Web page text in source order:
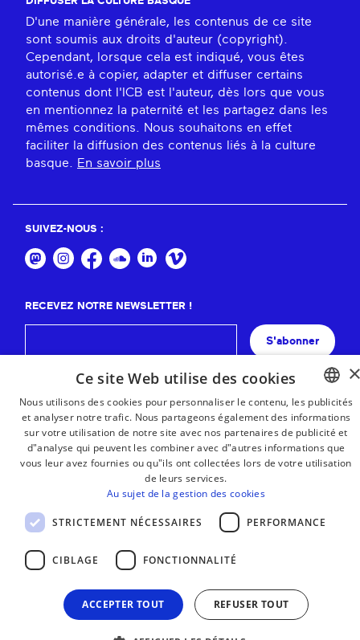
D'une manière générale, les contenus de ce site
sont soumis aux droits d'auteur (copyright).
Cependant, lorsque cela est indiqué, vous êtes
autorisé.e à copier, adapter et diffuser certains
contenus dont l'ICB est l'auteur, dès lors que vous
en mentionnez la paternité et les partagez dans les
mêmes conditions. Nous souhaitons en effet
faciliter la diffusion des contenus liés à la culture
basque. En savoir plus
SUIVEZ-NOUS :
RECEVEZ NOTRE NEWSLETTER !
S'abonner
MENTIONS LÉGALES CONTACT
BASQUE
FRENCH
Ce site Web utilise des cookies
Nous utilisons des cookies pour personnaliser le contenu, les publicités
et analyser notre trafic. Nous partageons également des informations
sur votre utilisation de notre site avec nos partenaires de publicité et
d"analyse qui peuvent les combiner avec d"autres informations que
vous leur avez fournies ou qu"ils ont collectées lors de votre utilisation
de leurs services.
Au sujet de la gestion des cookies
STRICTEMENT NÉCESSAIRES PERFORMANCE
CIBLAGE FONCTIONNALITÉ
ACCEPTER TOUT REFUSER TOUT